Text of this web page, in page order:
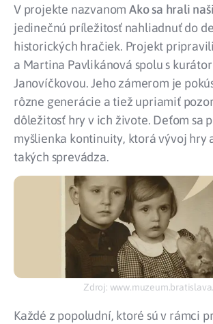
V projekte nazvanomAko sa hrali
jedinečnú príležitosť nahliadnuť do
historických hračiek. Projekt
a Martina Pavlikánová spolu s
Janovíčkovou. Jeho zámerom je
rôzne generácie a tiež upriamiť
dôležitosť hry v ich živote. Deťom sa
myšlienka kontinuity, ktorá vývoj hry
takých sprevádza.
Zdroj:
Každé z popoludní, ktoré sú v rámci